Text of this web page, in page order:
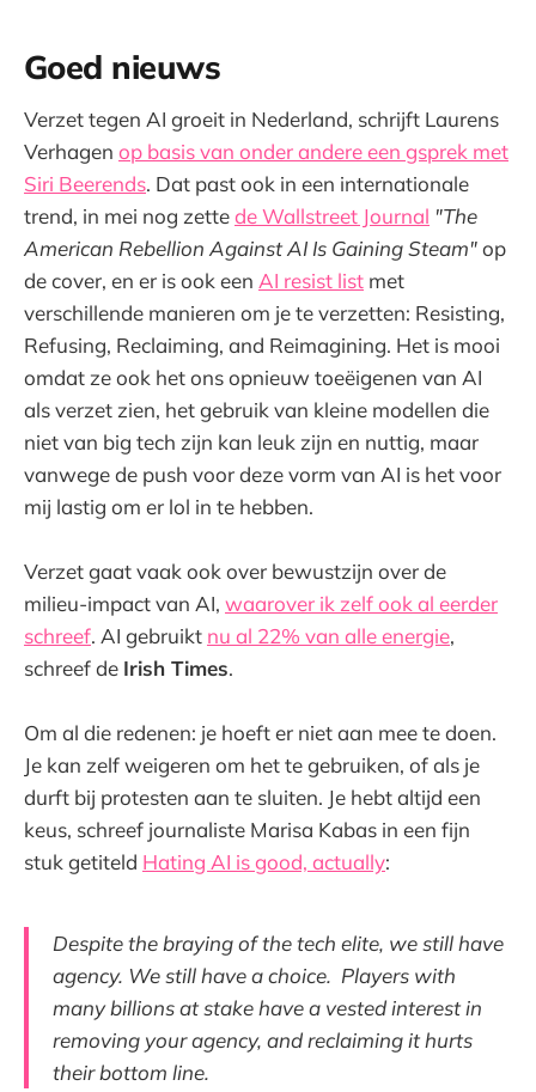
Goed nieuws
Verzet tegen AI groeit in Nederland, schrijft Laurens
Verhagen op basis van onder andere een gsprek met
Siri Beerends. Dat past ook in een internationale
trend, in mei nog zettede Wallstreet Journal "The
American Rebellion Against AI Is Gaining Steam"op
de cover, en er is ook een AI resist list met
verschillende manieren om je te verzetten: Resisting,
Refusing, Reclaiming, and Reimagining. Het is mooi
omdat ze ook het ons opnieuw toeëigenen van AI
als verzet zien, het gebruik van kleine modellen die
niet van big tech zijn kan leuk zijn en nuttig, maar
vanwege de push voor deze vorm van AI is het voor
mij lastig om er lol in te hebben.
Verzet gaat vaak ook over bewustzijn over de
milieu-impact van AI, waarover ik zelf ook al eerder
schreef. AI gebruikt nu al 22% van alle energie,
schreef de Irish Times.
Om al die redenen: je hoeft er niet aan mee te doen.
Je kan zelf weigeren om het te gebruiken, of als je
durft bij protesten aan te sluiten. Je hebt altijd een
keus, schreef journaliste Marisa Kabas in een fijn
stuk getiteld Hating AI is good, actually:
Despite the braying of the tech elite, we still have
agency. We still have a choice. Players with
many billions at stake have a vested interest in
removing your agency, and reclaiming it hurts
their bottom line.